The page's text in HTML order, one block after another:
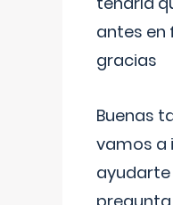
antes en
gracias
Buenas
vamos a
ayudarte